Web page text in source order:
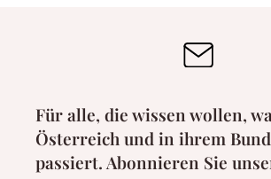
Für alle, die wissen wollen,
Österreich und in ihrem
passiert. Abonnieren Sie